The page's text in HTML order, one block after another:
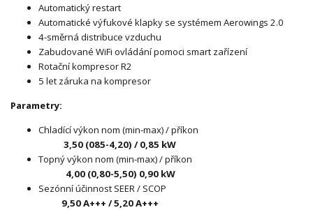
Automatický restart
Automatické výfukové klapky se systémem Aerowings 2.0
4-směrná distribuce vzduchu
Zabudované WiFi ovládání pomoci smart zařízení
Rotační kompresor R2
5 let záruka na kompresor
Parametry:
Chladící výkon nom (min-max) / příkon
3,50 (085-4,20) / 0,85 kW
Topný výkon nom (min-max) / příkon
4,00 (0,80-5,50) 0,90 kW
Sezónní účinnost SEER / SCOP
9,50 A+++ / 5,20 A+++